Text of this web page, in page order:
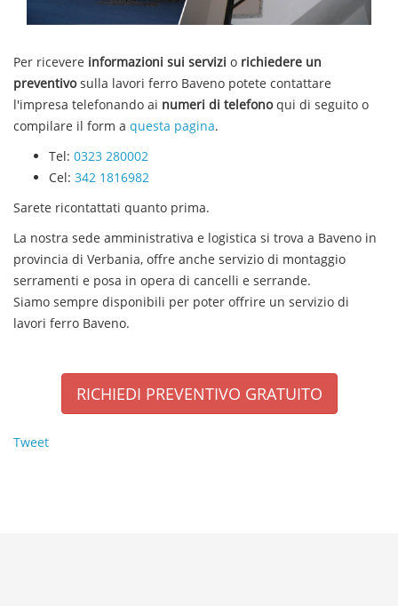
Per ricevere informazioni sui servizi o richiedere un
preventivosulla lavori ferro Baveno potete contattare
l'impresa telefonando ai numeri di telefonoqui di seguito o
compilare il form a questa pagina.
Tel: 0323 280002
Cel: 342 1816982
Sarete ricontattati quanto prima.
La nostra sede amministrativa e logistica si trova a Baveno in
provincia di Verbania, offre anche servizio di montaggio
serramenti e posa in opera di cancelli e serrande.
Siamo sempre disponibili per poter offrire un servizio di
lavori ferro Baveno.
RICHIEDI PREVENTIVO GRATUITO
Tweet